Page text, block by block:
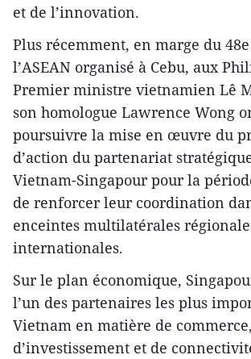
et de l’innovation.
Plus récemment, en marge du
l’ASEAN organisé à Cebu, aux
Premier ministre vietnamien Lê
son homologue Lawrence Wong
poursuivre la mise en œuvre du
d’action du partenariat
Vietnam-Singapour pour la
de renforcer leur coordination
enceintes multilatérales
internationales.
Sur le plan économique,
l’un des partenaires les plus
Vietnam en matière de commerce,
d’investissement et de